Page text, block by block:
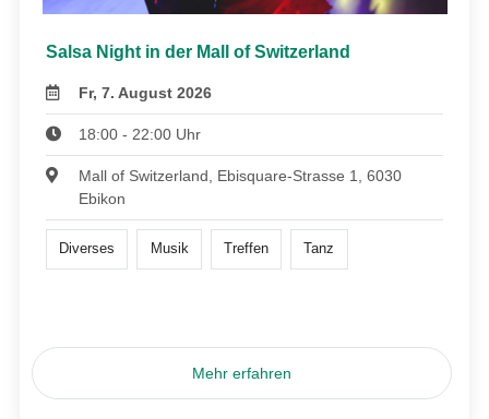
Salsa Night in der Mall of Switzerland
Fr, 7. August 2026
18:00 - 22:00 Uhr
Mall of Switzerland, Ebisquare-Strasse 1, 6030
Ebikon
Diverses Musik Treffen Tanz
Mehr erfahren